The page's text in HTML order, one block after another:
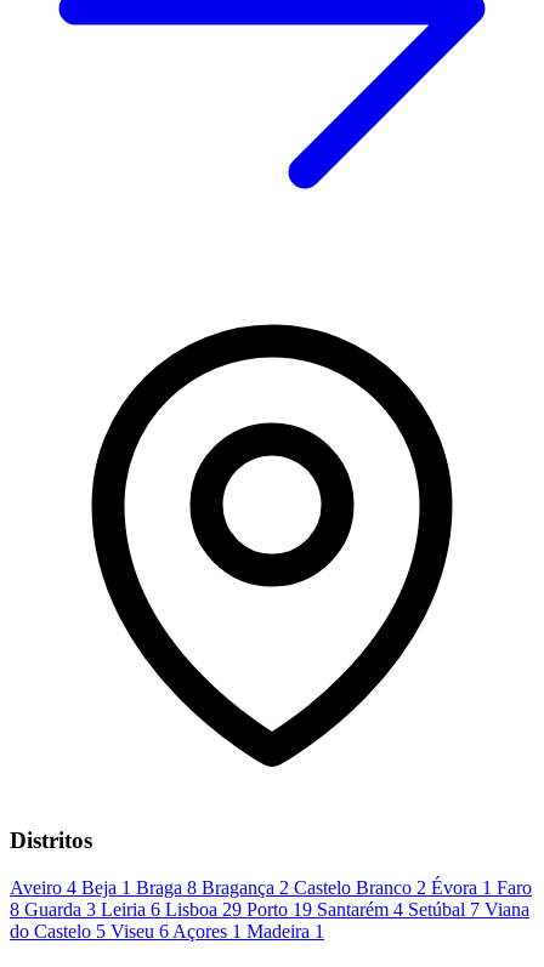
Distritos
Aveiro 4 Beja 1 Braga 8 Bragança 2 Castelo Branco 2 Évora 1 Faro
8 Guarda 3 Leiria 6 Lisboa 29 Porto 19 Santarém 4 Setúbal 7 Viana
do Castelo 5 Viseu 6 Açores 1 Madeira 1